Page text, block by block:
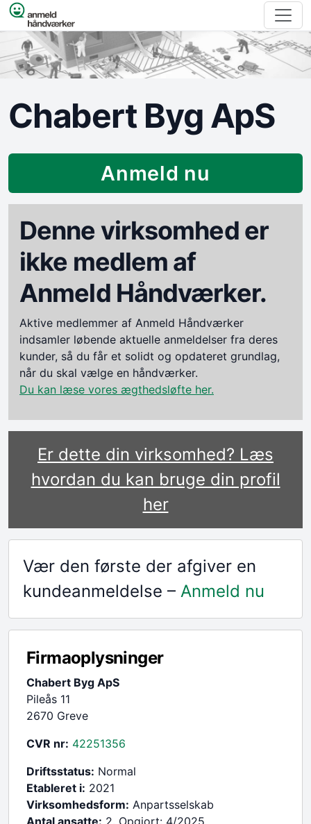
Spring til indhold
Chabert Byg ApS
Anmeld nu
Denne virksomhed er
ikke medlem af
Anmeld Håndværker.
Aktive medlemmer af Anmeld Håndværker
indsamler løbende aktuelle anmeldelser fra deres
kunder, så du får et solidt og opdateret grundlag,
når du skal vælge en håndværker.
Du kan læse vores ægthedsløfte her.
Er dette din virksomhed? Læs
hvordan du kan bruge din profil
her
Vær den første der afgiver en
kundeanmeldelse – Anmeld nu
Firmaoplysninger
Chabert Byg ApS
Pileås 11
2670 Greve
CVR nr: 42251356
Driftsstatus: Normal
Etableret i: 2021
Virksomhedsform: Anpartsselskab
Antal ansatte: 2. Opgjort: 4/2025